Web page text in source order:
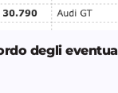
degli